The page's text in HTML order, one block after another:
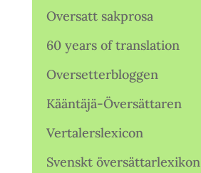
Oversatt sakprosa
60 years of translation
Oversetterbloggen
Kääntäjä-Översättaren
Vertalerslexicon
Svenskt översättarlexikon